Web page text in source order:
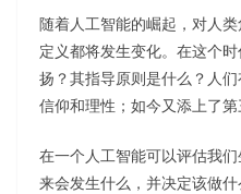
随着人工智能的崛起，对人
定义都将发生变化。在这个
扬？其指导原则是什么？人
信仰和理性；如今又添上了
在一个人工智能可以评估我
来会发生什么，并决定该做